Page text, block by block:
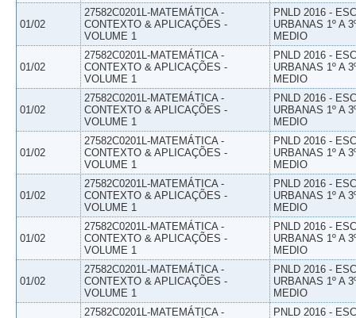
01/02
27582C0201L-MATEMÁTICA -
CONTEXTO & APLICAÇÕES -
VOLUME 1
PNLD 2016 -
URBANAS 1º A
MEDIO
01/02
27582C0201L-MATEMÁTICA -
CONTEXTO & APLICAÇÕES -
VOLUME 1
PNLD 2016 -
URBANAS 1º A
MEDIO
01/02
27582C0201L-MATEMÁTICA -
CONTEXTO & APLICAÇÕES -
VOLUME 1
PNLD 2016 -
URBANAS 1º A
MEDIO
01/02
27582C0201L-MATEMÁTICA -
CONTEXTO & APLICAÇÕES -
VOLUME 1
PNLD 2016 -
URBANAS 1º A
MEDIO
01/02
27582C0201L-MATEMÁTICA -
CONTEXTO & APLICAÇÕES -
VOLUME 1
PNLD 2016 -
URBANAS 1º A
MEDIO
01/02
27582C0201L-MATEMÁTICA -
CONTEXTO & APLICAÇÕES -
VOLUME 1
PNLD 2016 -
URBANAS 1º A
MEDIO
01/02
27582C0201L-MATEMÁTICA -
CONTEXTO & APLICAÇÕES -
VOLUME 1
PNLD 2016 -
URBANAS 1º A
MEDIO
27582C0201L-MATEMÁTICA -
PNLD 2016 -